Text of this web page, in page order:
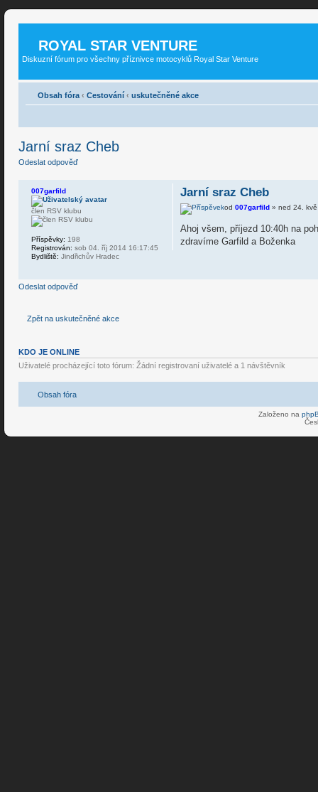
ROYAL STAR VENTURE
Diskuzní fórum pro všechny příznivce motocyklů Royal Star Venture
Obsah fóra ‹ Cestování ‹ uskutečněné akce
Jarní sraz Cheb
Odeslat odpověď
Jarní sraz Cheb
od 007garfild» ned 24.
Ahoj všem, příjezd 10:40h na
zdravíme Garfild a Boženka
007garfild
člen RSV klubu
Příspěvky: 198
Registrován: sob 04. říj 2014 16:17:45
Bydliště: Jindřichův Hradec
Odeslat odpověď
Zpět na uskutečněné akce
KDO JE ONLINE
Uživatelé procházející toto fórum: Žádní registrovaní uživatelé a 1 návštěvník
Obsah fóra
Založeno na